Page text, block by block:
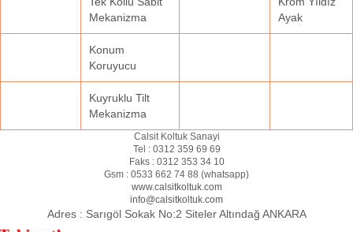
Mekanizma
Ayak
Konum
Koruyucu
Kuyruklu Tilt
Mekanizma
Calsit Koltuk Sanayi
Tel : 0312 359 69 69
Faks : 0312 353 34 10
Gsm : 0533 662 74 88 (whatsapp)
www.calsitkoltuk.com
info@calsitkoltuk.com
Adres : Sarıgöl Sokak No:2 Siteler Altındağ ANKARA